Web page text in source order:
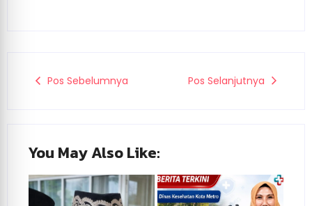
Pos Sebelumnya Pos Selanjutnya
You May Also Like: